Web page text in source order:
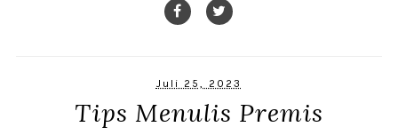
Juli 25, 2023
Tips Menulis Premis